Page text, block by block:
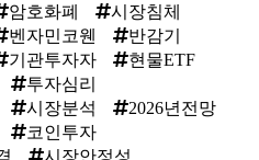
암호화폐
시장침체
벤자민코웬
반감기
기관투자자
현물ETF
투자심리
시장분석
2026년전망
코인투자